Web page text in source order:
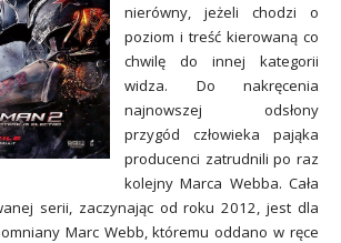
nierówny, jeżeli chodzi o
poziom i treść kierowaną co
chwilę do innej kategorii
widza. Do nakręcenia
najnowszej odsłony
przygód człowieka pająka
producenci zatrudnili po raz
kolejny Marca Webba. Cała
serii, zaczynając od roku 2012, jest dla
Marc Webb, któremu oddano w ręce